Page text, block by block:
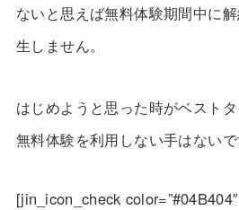
ないと思えば無料体験期間中に
生しません。
はじめようと思った時がベストタ
無料体験を利用しない手はない
[jin_icon_check